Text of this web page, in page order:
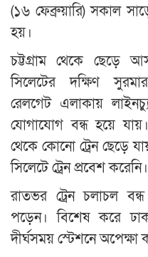
(১৬ ফেব্রুয়ারি) সকাল
হয়।
চট্টগ্রাম থেকে ছেড়ে
সিলেটের দক্ষিণ
রেলগেট এলাকায়
যোগাযোগ বন্ধ হয়ে
থেকে কোনো ট্রেন ছেড়ে
সিলেটে ট্রেন প্রবেশ করেনি।
রাতভর ট্রেন চলাচল
পড়েন। বিশেষ করে
দীর্ঘসময় স্টেশনে অপেক্ষা